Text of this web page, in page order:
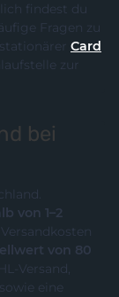
findest du
Fragen zu
Card
zur
bei
von 1–2
von 80
Versand,
sowie eine